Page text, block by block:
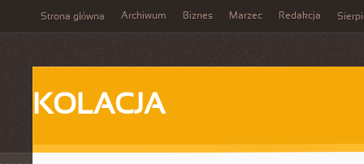
Strona główna Archiwum Biznes Marzec Redakcja
KOLACJA